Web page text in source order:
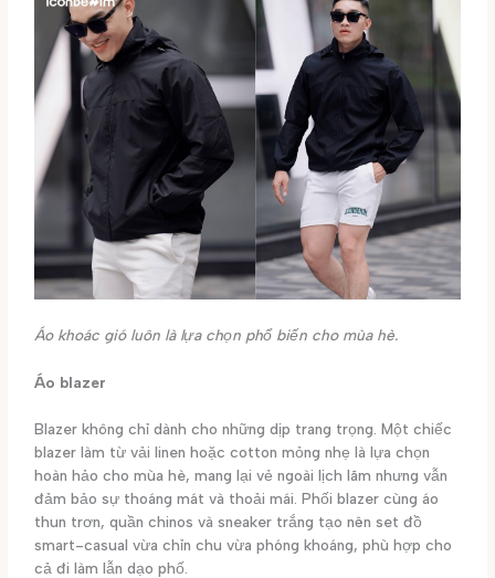
Áo khoác gió luôn là lựa chọn phổ biến cho mùa hè.
Áo blazer
Blazer không chỉ dành cho những dịp trang trọng. Một chiếc
blazer làm từ vải linen hoặc cotton mỏng nhẹ là lựa chọn
hoàn hảo cho mùa hè, mang lại vẻ ngoài lịch lãm nhưng vẫn
đảm bảo sự thoáng mát và thoải mái. Phối blazer cùng áo
thun trơn, quần chinos và sneaker trắng tạo nên set đồ
smart-casual vừa chỉn chu vừa phóng khoáng, phù hợp cho
cả đi làm lẫn dạo phố.